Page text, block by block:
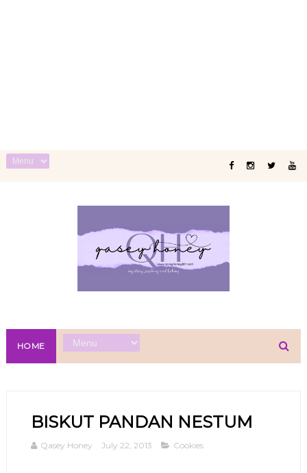
HOME
BISKUT PANDAN NESTUM
Qasey Honey July 22, 2013 Cookies